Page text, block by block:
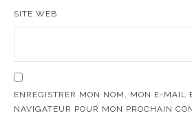
SITE WEB
ENREGISTRER MON NOM, MON E-MAIL
NAVIGATEUR POUR MON PROCHAIN